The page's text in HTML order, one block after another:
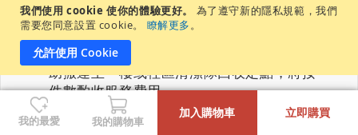
我們使用 cookie 使你的體驗更好。
為了遵守新的隱私規範，我們
需要您同意設置 cookie。
瞭解更多。
允許使用 Cookie
200元樓層費。
舊家具搬運費
我們沒有提供舊家具回收清運服務，若需協
助搬運至一樓或社區清潔隊回收定點，將按
件數酌收服務費用。
僅協助與選購商品同品類之舊家具作搬運服
務；且如需拆裝亦另外報價收費。
我的最愛 我的購物車
加入購物車 立即購買
+
-